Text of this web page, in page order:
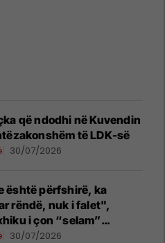
që ndodhi në Kuvendin
të LDK-së
30/07/2026
është përfshirë, ka
rëndë, nuk i falet",
i çon “selam”
Ramës
30/07/2026